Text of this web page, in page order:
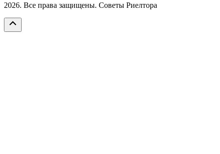
2026. Все права защищены. Советы Риелтора